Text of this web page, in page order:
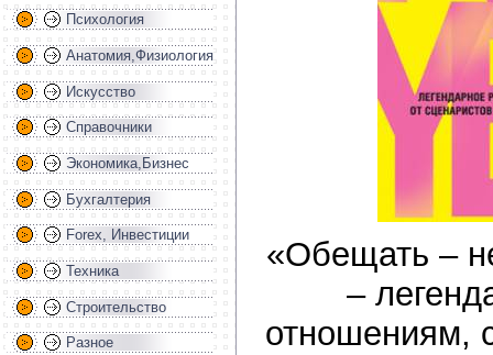
Психология
Анатомия,Физиология
Искусство
Справочники
Экономика,Бизнес
Бухгалтерия
Forex, Инвестиции
Техника
Строительство
Разное
«Обещать –
–
отношениям,